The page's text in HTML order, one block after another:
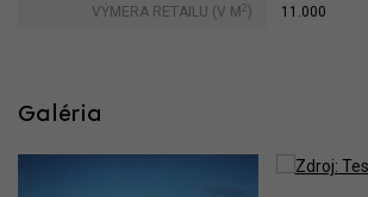
VÝMERA RETAILU (V M 2 ) 11.000
Galéria